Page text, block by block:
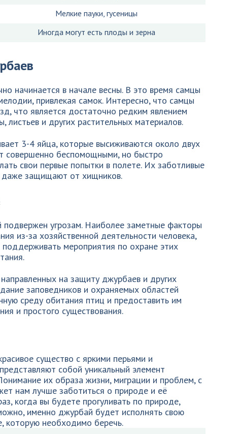
Мелкие пауки, гусеницы
Иногда могут есть плоды и зерна
начинается в начале весны. В это время самцы
привлекая самок. Интересно, что самцы
что является достаточно редким явлением
листьев и других растительных материалов.
3-4 яйца, которые высиживаются около двух
совершенно беспомощными, но быстро
свои первые попытки в полете. Их заботливые
даже защищают от хищников.
подвержен угрозам. Наиболее заметные факторы
из-за хозяйственной деятельности человека,
мероприятия по охране этих
на защиту джурбаев и других
заповедников и охраняемых областей
среду обитания птиц и предоставить им
и простого существования.
существо с яркими перьями и
собой уникальный элемент
их образа жизни, миграции и проблем, с
нам лучше заботиться о природе и её
когда вы будете прогуливать по природе,
именно джурбай будет исполнять свою
которую необходимо беречь.